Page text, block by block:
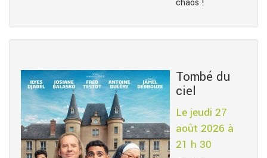
chaos !
Tombé du
ciel
Le jeudi 27
août 2026 à
21 h 30